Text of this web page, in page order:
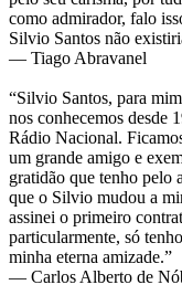
como admirador, falo
Silvio Santos não
— Tiago Abravanel
“Silvio Santos, para
nos conhecemos desde
Rádio Nacional.
um grande amigo e
gratidão que tenho pelo
que o Silvio mudou a
assinei o primeiro
particularmente, só
minha eterna amizade.”
— Carlos Alberto de